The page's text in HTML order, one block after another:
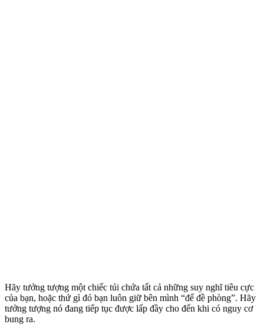
Hãy tưởng tượng một chiếc túi chứa tất cả những suy nghĩ tiêu cực
của bạn, hoặc thứ gì đó bạn luôn giữ bên mình “để đề phòng”. Hãy
tưởng tượng nó đang tiếp tục được lấp đầy cho đến khi có nguy cơ
bung ra.